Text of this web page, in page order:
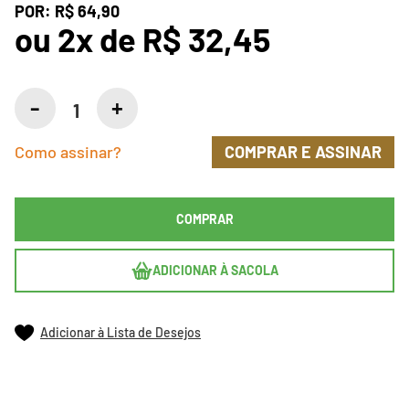
POR: R$ 64,90
ou 2xde R$ 32,45
COMPRAR
ADICIONAR À SACOLA
Como assinar? COMPRAR E ASSINAR
Adicionar à Lista de Desejos